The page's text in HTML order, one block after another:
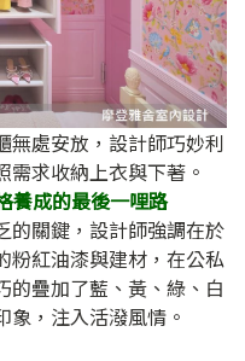
無處安放，設計師巧妙利
求收納上衣與下著。
養成的最後一哩路
的關鍵，設計師強調在於
粉紅油漆與建材，在公私
的疊加了藍、黃、綠、白
，注入活潑風情。